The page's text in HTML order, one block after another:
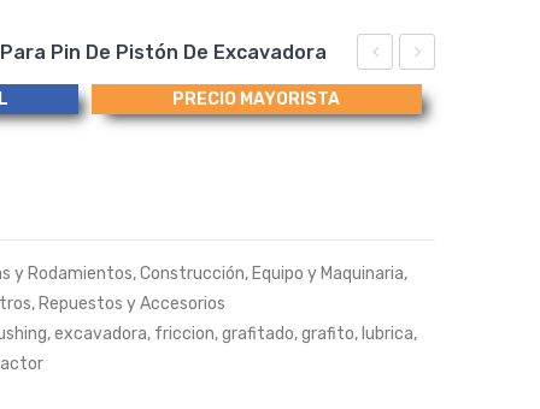
Metálico
para
PLUG
Rompedora
B050-
Pin De Pistón De Excavadora
PRECIO MAYORISTA
y Rodamientos,Construcción, Equipo y Maquinaria,
, Repuestos y Accesorios
,excavadora, friccion,grafitado,grafito, lubrica,